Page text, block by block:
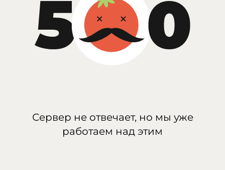
Сервер не отвечает, но мы уже
работаем над этим